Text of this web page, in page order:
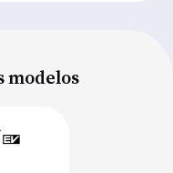
modelos